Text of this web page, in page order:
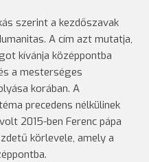
szerint a kezdőszavak
A cím azt mutatja,
kívánja középpontba
a mesterséges
korában. A
precedens nélkülinek
2015-ben Ferenc pápa
körlevele, amely a